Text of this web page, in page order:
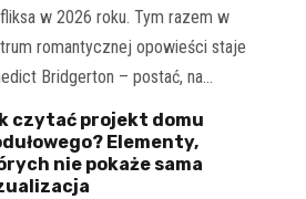
w 2026 roku. Tym razem w
romantycznej opowieści staje
Bridgerton – postać, na…
czytać projekt domu
Elementy,
nie pokaże sama